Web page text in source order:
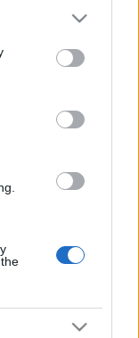
or more Google
You may click to
party tags to
in below Google
Systemsszel,
intelligens